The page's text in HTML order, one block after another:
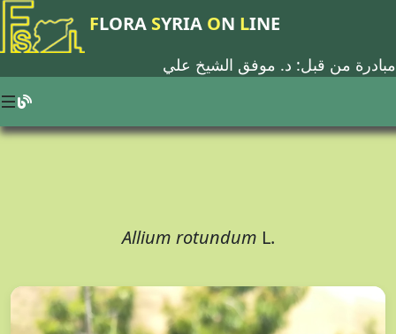
FLORA SYRIA ON LINE
مبادرة من قبل: د. موفق الشيخ علي
Allium rotundum L.